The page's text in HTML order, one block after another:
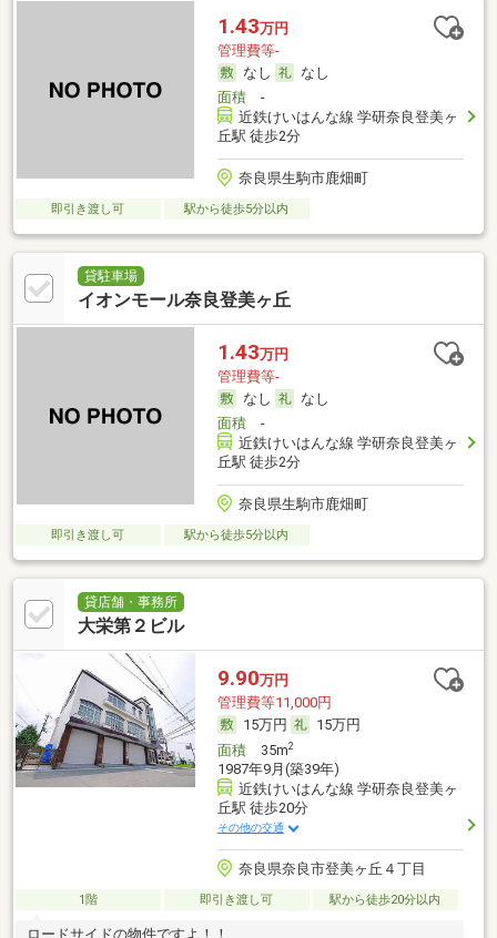
1.43万円
管理費等-
なし
なし
面積-
近鉄けいはんな線 学研奈良登美ヶ
丘駅 徒歩2分
奈良県生駒市鹿畑町
即引き渡し可 駅から徒歩5分以内
貸駐車場
イオンモール奈良登美ヶ丘
1.43万円
管理費等-
なし
なし
面積-
近鉄けいはんな線 学研奈良登美ヶ
丘駅 徒歩2分
奈良県生駒市鹿畑町
即引き渡し可 駅から徒歩5分以内
貸店舗・事務所
大栄第２ビル
9.90万円
管理費等11,000円
15万円
15万円
面積35m2
1987年9月(築39年)
近鉄けいはんな線 学研奈良登美ヶ
丘駅 徒歩20分
その他の交通
奈良県奈良市登美ヶ丘４丁目
1階 即引き渡し可 駅から徒歩20分以内
ロードサイドの物件ですよ！！